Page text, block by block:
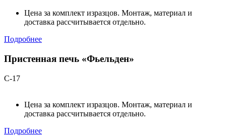
Цена за комплект изразцов. Монтаж, материал и
доставка рассчитывается отдельно.
Подробнее
Пристенная печь «Фьельден»
С-17
Цена за комплект изразцов. Монтаж, материал и
доставка рассчитывается отдельно.
Подробнее